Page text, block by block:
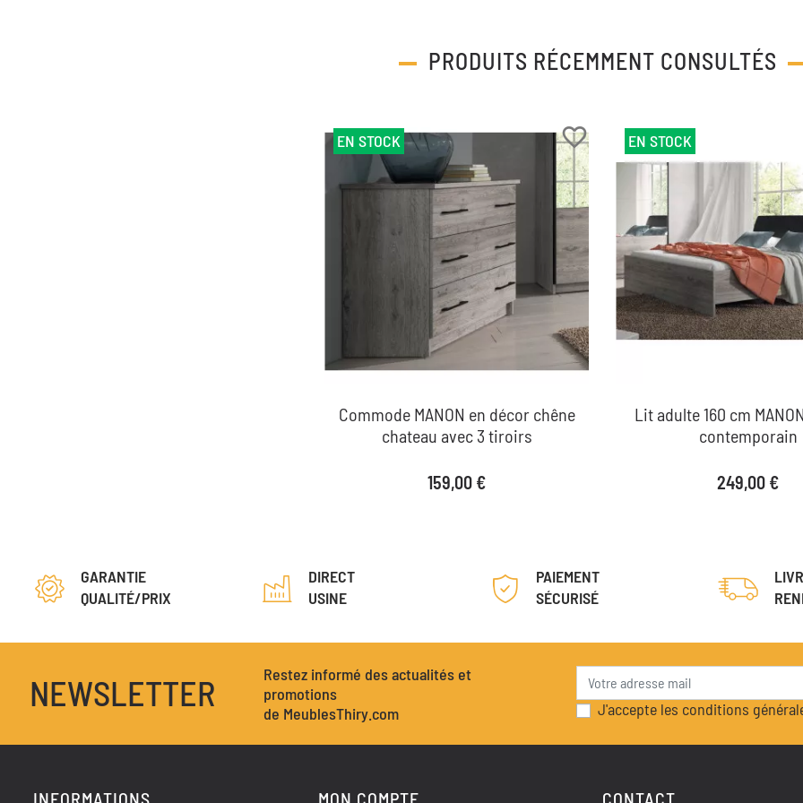
PRODUITS RÉCEMMENT CONSULTÉS
favorite_border
Commode MANON en décor chêne
chateau avec 3 tiroirs
Prix
159,00 €
EN STOCK
Lit adulte 160 cm
contemporain
Prix
249,00 €
EN STOCK
GARANTIE
QUALITÉ/PRIX
DIRECT
USINE
PAIEMENT
SÉCURISÉ
NEWSLETTER
Restez informé des actualités et
promotions
de MeublesThiry.com
J'accepte les conditions
INFORMATIONS MON COMPTE CONTACT